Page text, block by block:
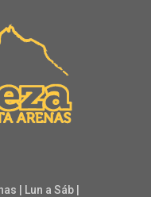
| Lun a Sáb |